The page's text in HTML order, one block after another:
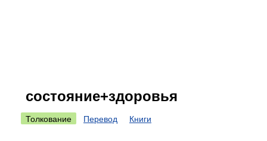
состояние+здоровья
Толкование Перевод Книги